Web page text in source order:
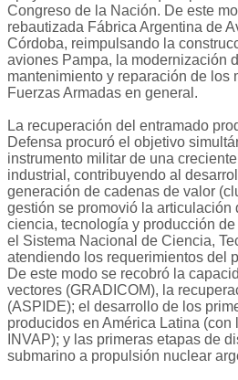
Congreso de la Nación. De este
rebautizada Fábrica Argentina de
Córdoba, reimpulsando la
aviones Pampa, la modernización
mantenimiento y reparación de los
Fuerzas Armadas en general.
La recuperación del entramado
Defensa procuró el objetivo
instrumento militar de una
industrial, contribuyendo al
generación de cadenas de valor
gestión se promovió la articulación
ciencia, tecnología y producción
el Sistema Nacional de Ciencia,
atendiendo los requerimientos del
De este modo se recobró la
vectores (GRADICOM), la
(ASPIDE); el desarrollo de los
producidos en América Latina (con
INVAP); y las primeras etapas de
submarino a propulsión nuclear